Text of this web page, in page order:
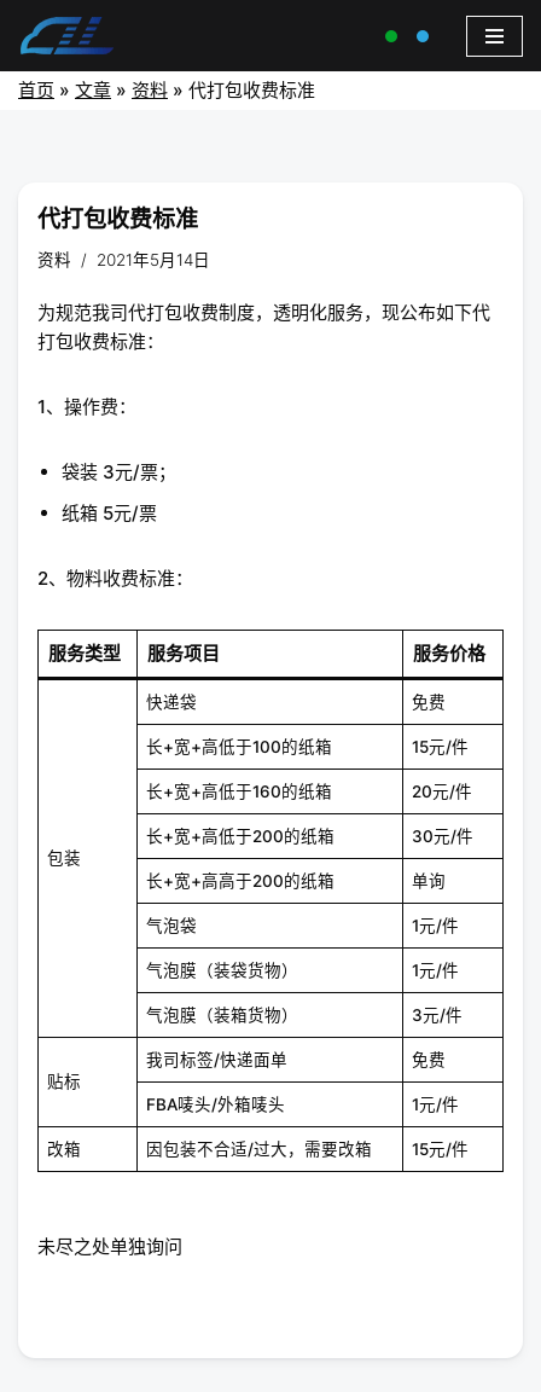
首页 » 文章 » 资料 » 代打包收费标准
代打包收费标准
资料 2021年5月14日
为规范我司代打包收费制度，透明化服务，现公布如下代
打包收费标准：
1、操作费：
袋装 3元/票；
纸箱 5元/票
2、物料收费标准：
服务类型 服务项目 服务价格
包装
快递袋 免费
长+宽+高低于100的纸箱 15元/件
长+宽+高低于160的纸箱 20元/件
长+宽+高低于200的纸箱 30元/件
长+宽+高高于200的纸箱 单询
气泡袋 1元/件
气泡膜（装袋货物） 1元/件
气泡膜（装箱货物） 3元/件
贴标
我司标签/快递面单 免费
FBA唛头/外箱唛头 1元/件
改箱 因包装不合适/过大，需要改箱 15元/件
未尽之处单独询问